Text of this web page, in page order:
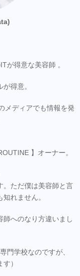
が得意な美容師 。
得意。
メディアでも情報を発
】オーナー。
ただ僕は美容師と言
れません。
師へのなり方違いまし
門学校なのですが、
）